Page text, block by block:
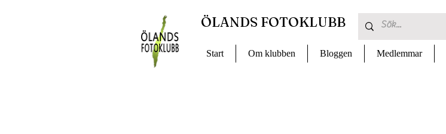
Start Om klubben Bloggen Medlemmar
ÖLANDS FOTOKLUBB